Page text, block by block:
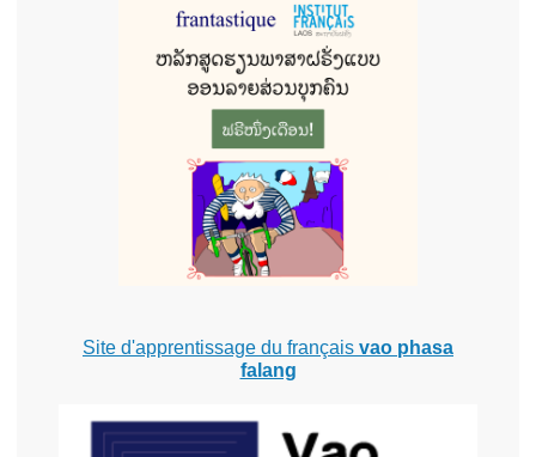
Site d'apprentissage du français vao phasa
falang